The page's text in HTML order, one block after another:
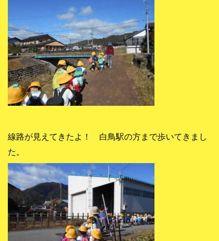
線路が見えてきたよ！ 白鳥駅の方まで歩いてきまし
た。